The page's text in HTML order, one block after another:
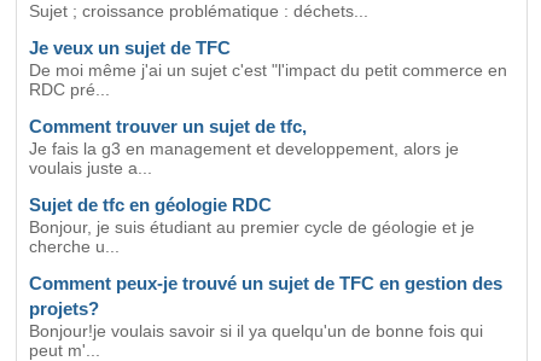
Sujet ; croissance problématique : déchets...
Je veux un sujet de TFC
De moi même j'ai un sujet c'est "l'impact du petit commerce en
RDC pré...
Comment trouver un sujet de tfc,
Je fais la g3 en management et developpement, alors je
voulais juste a...
Sujet de tfc en géologie RDC
Bonjour, je suis étudiant au premier cycle de géologie et je
cherche u...
Comment peux-je trouvé un sujet de TFC en gestion des
projets?
Bonjour!je voulais savoir si il ya quelqu'un de bonne fois qui
peut m'...